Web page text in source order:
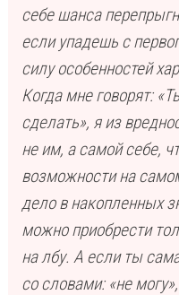
себе шанса
если упадешь с
силу особенностей
Когда мне говорят:
сделать», я из
не им, а самой себе,
возможности на
дело в накопленных
можно приобрести
на лбу. А если ты
со словами: «не